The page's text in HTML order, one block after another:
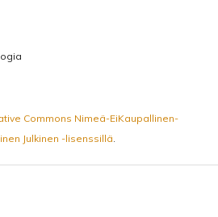
Commons Nimeä-EiKaupallinen-
Julkinen -lisenssillä.